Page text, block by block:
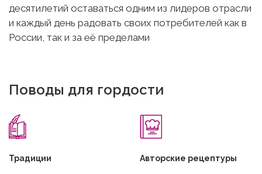
десятилетий оставаться одним из лидеров отрасли
и каждый день радовать своих потребителей как в
России, так и за её пределами
Поводы для гордости
Традиции Авторские рецептуры